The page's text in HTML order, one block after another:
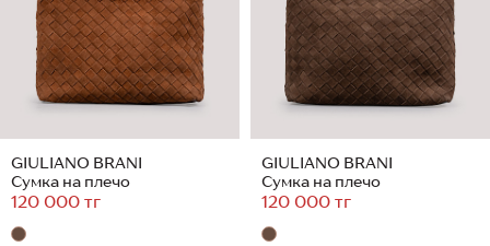
GIULIANO BRANI
Сумка на плечо
120 000 тг
GIULIANO BRANI
Сумка на плечо
120 000 тг